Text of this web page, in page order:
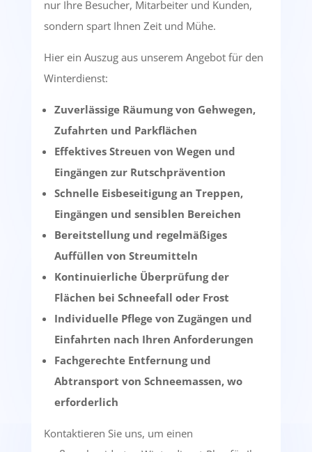
nur Ihre Besucher, Mitarbeiter und Kunden,
sondern spart Ihnen Zeit und Mühe.
Hier ein Auszug aus unserem Angebot für den
Winterdienst:
Zuverlässige Räumung von Gehwegen,
Zufahrten und Parkflächen
Effektives Streuen von Wegen und
Eingängen zur Rutschprävention
Schnelle Eisbeseitigung an Treppen,
Eingängen und sensiblen Bereichen
Bereitstellung und regelmäßiges
Auffüllen von Streumitteln
Kontinuierliche Überprüfung der
Flächen bei Schneefall oder Frost
Individuelle Pflege von Zugängen und
Einfahrten nach Ihren Anforderungen
Fachgerechte Entfernung und
Abtransport von Schneemassen, wo
erforderlich
Kontaktieren Sie uns, um einen